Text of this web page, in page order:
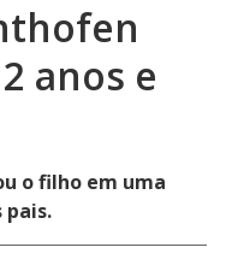
anos e
o filho em uma
pais.